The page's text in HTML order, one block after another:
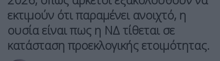
εκτιμούν ότι παραμένει ανοιχτό, η
ουσία είναι πως η ΝΔ τίθεται σε
κατάσταση προεκλογικής ετοιμότητας.